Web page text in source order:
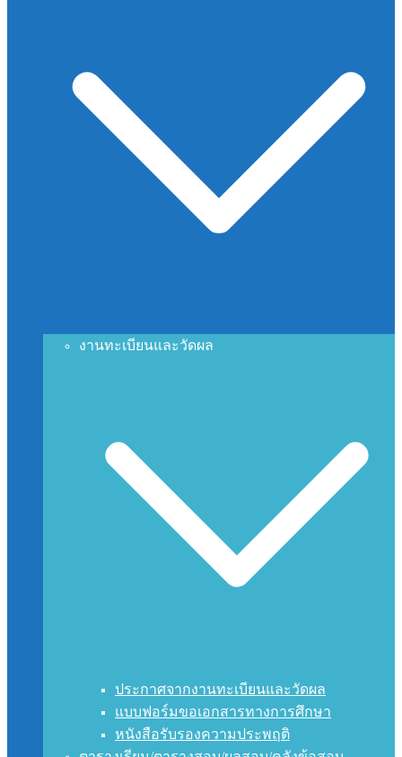
งานทะเบียนและวัดผล
ประกาศจากงานทะเบียนและวัดผล
แบบฟอร์มขอเอกสารทางการศึกษา
หนังสือรับรองความประพฤติ